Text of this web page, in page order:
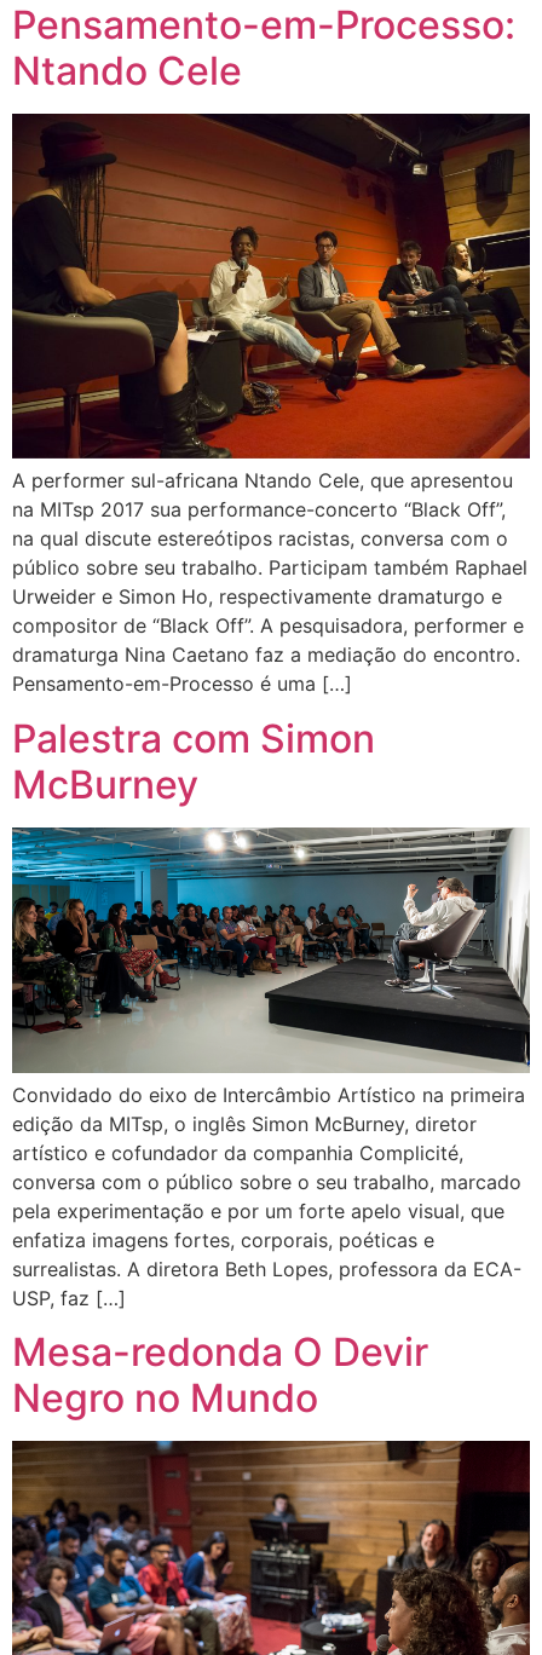
Pensamento-em-Processo:
Ntando Cele
A performer sul-africana Ntando Cele, que apresentou
na MITsp 2017 sua performance-concerto “Black Off”,
na qual discute estereótipos racistas, conversa com o
público sobre seu trabalho. Participam também Raphael
Urweider e Simon Ho, respectivamente dramaturgo e
compositor de “Black Off”. A pesquisadora, performer e
dramaturga Nina Caetano faz a mediação do encontro.
Pensamento-em-Processo é uma […]
Palestra com Simon
McBurney
Convidado do eixo de Intercâmbio Artístico na primeira
edição da MITsp, o inglês Simon McBurney, diretor
artístico e cofundador da companhia Complicité,
conversa com o público sobre o seu trabalho, marcado
pela experimentação e por um forte apelo visual, que
enfatiza imagens fortes, corporais, poéticas e
surrealistas. A diretora Beth Lopes, professora da ECA-
USP, faz […]
Mesa-redonda O Devir
Negro no Mundo